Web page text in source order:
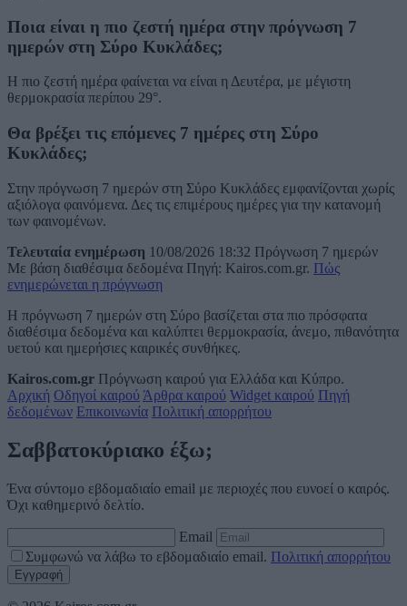
Ποια είναι η πιο ζεστή ημέρα στην πρόγνωση 7
ημερών στη Σύρο Κυκλάδες;
Η πιο ζεστή ημέρα φαίνεται να είναι η Δευτέρα, με μέγιστη
θερμοκρασία περίπου 29°.
Θα βρέξει τις επόμενες 7 ημέρες στη Σύρο
Κυκλάδες;
Στην πρόγνωση 7 ημερών στη Σύρο Κυκλάδες εμφανίζονται χωρίς
αξιόλογα φαινόμενα. Δες τις επιμέρους ημέρες για την κατανομή
των φαινομένων.
Τελευταία ενημέρωση 10/08/2026 18:32 Πρόγνωση 7 ημερών
Με βάση διαθέσιμα δεδομένα Πηγή: Kairos.com.gr. Πώς
ενημερώνεται η πρόγνωση
Η πρόγνωση 7 ημερών στη Σύρο βασίζεται στα πιο πρόσφατα
διαθέσιμα δεδομένα και καλύπτει θερμοκρασία, άνεμο, πιθανότητα
υετού και ημερήσιες καιρικές συνθήκες.
Kairos.com.gr Πρόγνωση καιρού για Ελλάδα και Κύπρο.
Αρχική Οδηγοί καιρού Άρθρα καιρού Widget καιρού Πηγή
δεδομένων Επικοινωνία Πολιτική απορρήτου
Σαββατοκύριακο έξω;
Ένα σύντομο εβδομαδιαίο email με περιοχές που ευνοεί ο καιρός.
Όχι καθημερινό δελτίο.
Email
Συμφωνώ να λάβω το εβδομαδιαίο email. Πολιτική απορρήτου